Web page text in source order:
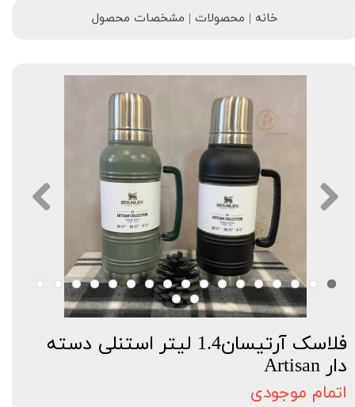
خانه | محصولات | مشخصات محصول
فلاسک آرتیسان1.4 لیتر استنلی دسته
دار Artisan
اتمام موجودی